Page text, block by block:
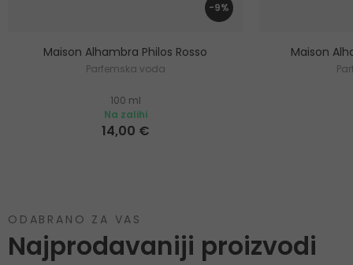
-9%
Maison Alhambra Philos Rosso
Parfemska voda
100 ml
Na zalihi
14,00 €
Maison
ODABRANO ZA VAS
Najprodavaniji proizvodi